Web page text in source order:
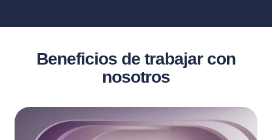
Beneficios de trabajar con
nosotros